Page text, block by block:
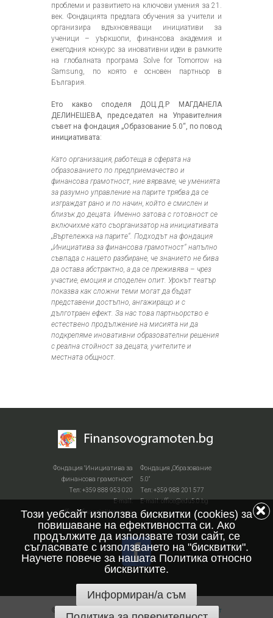
проблеми и развитието на ключови умения за 21.
век. Фондацията предлага обучения за учители и
организира вдъхновяващи инициативи за
ученици – уъркшопи, финансова академия и
ежегодния конкурс за иновативни идеи в рамките
на глобалната програма Solve for Tomorrow на
Samsung, по която е основен партньор в
България.
Ето какво споделя ДОЦ.Д.Р МАГДАНЕЛА
ДЕЛИНЕШЕВА, председател на Управителния
съвет на фондация „Образование 5.0“, по повод
инициативата:
Като организация, работеща в сферата на
образованието по предприемачество и
финансова грамотност, ние вярваме, че уменията
за разумно управление на парите трябва да се
изграждат рано и по начин, който е смислен и
близък до децата. Именно затова с готовност се
включихме като съорганизатор на инициативата
„Въртележка на парите“. Подходът на фондация
„Инициатива за финансова грамотност“ напълно
съвпада с нашето разбиране, че знанието не бива
да остава абстрактно, а да се преживява – чрез
участие, емоция и споделен опит. Урокът театър
показва как сложни теми могат да бъдат
представени достъпно, ангажиращо и с
дълготраен ефект. За нас това партньорство е
естествено продължение на мисията ни да
подкрепяме иновативни образователни решения
с реална стойност за децата, учителите и
местната общност.
Фондация „Образование
5.0“
Тел: +359 988 201 577
Е-mail: office@edu5.0.bg
Фондация "Инициатива за
финансова грамотност"
Тел: +359 888 953 020
Е-mail:
office@financialiteracy.eu
© 2026 All Rights Reserved.
Политика за поверителност
Този уебсайт използва бисквитки (cookies) за
повишаване на ефективността си. Ако
продължите да използвате този сайт, се
съгласявате с използването на "бисквитки".
Научете повече за нашата Политика относно
бисквитките.
Информиран/а съм